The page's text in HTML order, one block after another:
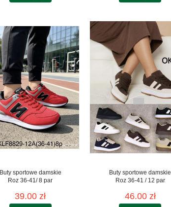
Buty sportowe damskie
Roz 36-41/ 8 par
39.00 zł
Buty sportowe damskie
Roz 36-41 / 12 par
46.00 zł